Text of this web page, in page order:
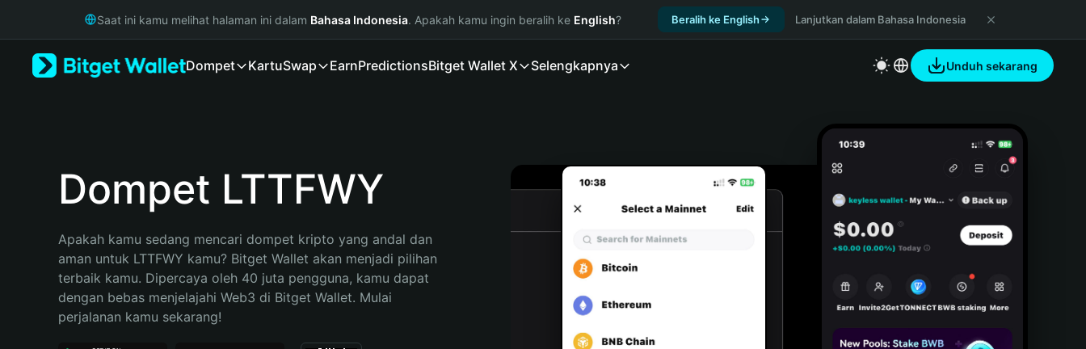
Русский
Bahasa Indonesia
Saat ini kamu melihat halaman ini dalam Bahasa Indonesia. Apakah kamu ingin beralih ke English? Beralih ke English Lanjutkan dalam Bahasa Indonesia
Dompet KartuSwap EarnPredictionsBitget Wallet X Selengkapnya Unduh sekarang
Dompet LTTFWY
Apakah kamu sedang mencari dompet kripto yang andal dan
aman untuk LTTFWY kamu? Bitget Wallet akan menjadi pilihan
terbaik kamu. Dipercaya oleh 40 juta pengguna, kamu dapat
dengan bebas menjelajahi Web3 di Bitget Wallet. Mulai
perjalanan kamu sekarang!